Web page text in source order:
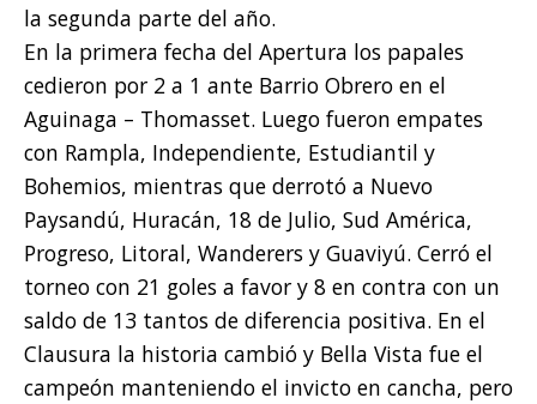
la segunda parte del año.
En la primera fecha del Apertura los papales
cedieron por 2 a 1 ante Barrio Obrero en el
Aguinaga – Thomasset. Luego fueron empates
con Rampla, Independiente, Estudiantil y
Bohemios, mientras que derrotó a Nuevo
Paysandú, Huracán, 18 de Julio, Sud América,
Progreso, Litoral, Wanderers y Guaviyú. Cerró el
torneo con 21 goles a favor y 8 en contra con un
saldo de 13 tantos de diferencia positiva. En el
Clausura la historia cambió y Bella Vista fue el
campeón manteniendo el invicto en cancha, pero